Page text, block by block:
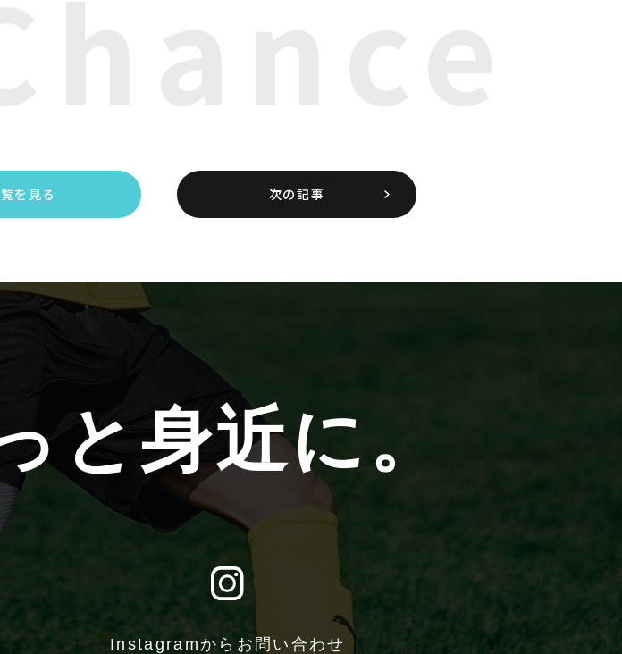
次の記事
を見る
と身近に。
Instagramからお問い合わせ